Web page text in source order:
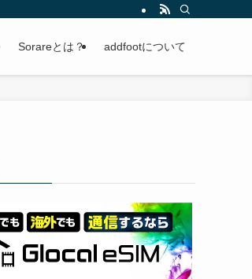
Sorareとは？ addfootについて